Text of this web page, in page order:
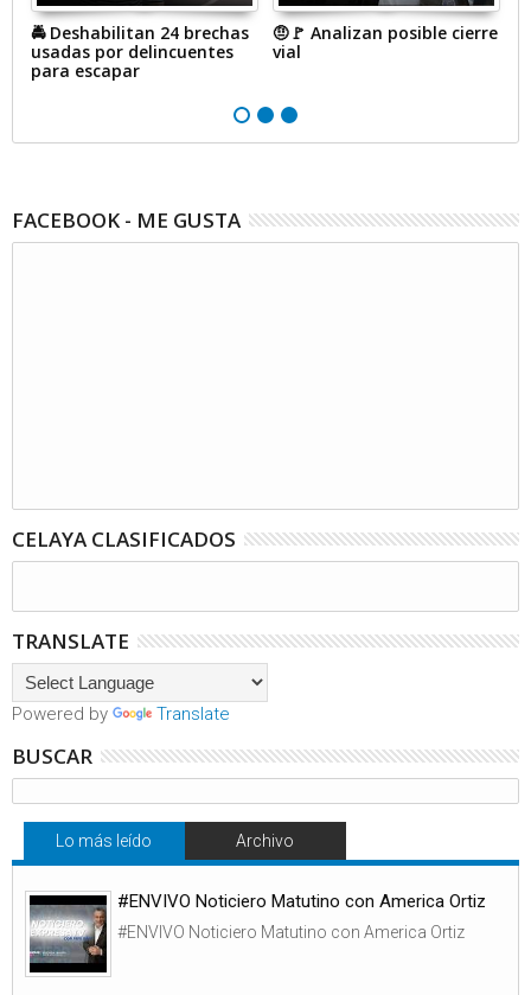
🚔 Deshabilitan 24 brechas
usadas por delincuentes
para escapar
🤨🚩 Analizan posible cierre
vial
FACEBOOK - ME GUSTA
CELAYA CLASIFICADOS
TRANSLATE
Powered by Translate
BUSCAR
Lo más leído Archivo
#ENVIVO Noticiero Matutino con America Ortiz
#ENVIVO Noticiero Matutino con America Ortiz